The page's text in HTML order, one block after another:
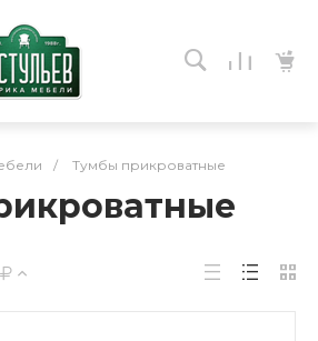
/ Тумбы прикроватные